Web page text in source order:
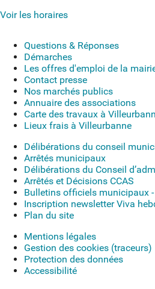
Voir les horaires
Questions & Réponses
Démarches
Les offres d'emploi de la
Contact presse
Nos marchés publics
Annuaire des associations
Carte des travaux à
Lieux frais à Villeurbanne
Délibérations du conseil
Arrêtés municipaux
Délibérations du Conseil
Arrêtés et Décisions CCAS
Bulletins officiels municipaux
Inscription newsletter Viva
Plan du site
Mentions légales
Gestion des cookies (traceurs)
Protection des données
Accessibilité